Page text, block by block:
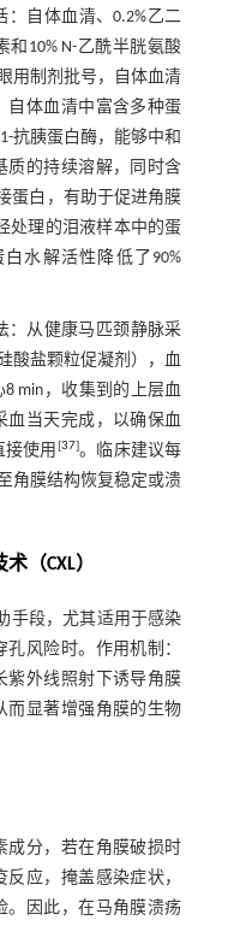
自体血清、0.2%乙二
和10% N-乙酰半胱氨酸
用制剂批号，自体血清
自体血清中富含多种蛋
抗胰蛋白酶，能够中和
质的持续溶解，同时含
蛋白，有助于促进角膜
处理的泪液样本中的蛋
水解活性降低了90%
：从健康马匹颈静脉采
酸盐颗粒促凝剂），血
min，收集到的上层血
血当天完成，以确保血
使用 [37]。临床建议每
角膜结构恢复稳定或溃
（CXL）
手段，尤其适用于感染
风险时。作用机制：
紫外线照射下诱导角膜
而显著增强角膜的生物
成分，若在角膜破损时
应，掩盖感染症状，
。因此，在马角膜溃疡